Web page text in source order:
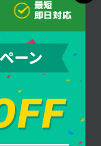
に許可
あり
最短
即日対応